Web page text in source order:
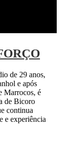
de 29 anos,
e após
Marrocos, é
de Bicoro
continua
e experiência